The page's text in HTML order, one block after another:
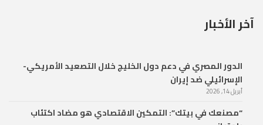
آخر الأخبار
الدور المصري في دعم دول الخليج خلال التصعيد الأمريكي-
الإسرائيلي ضد إيران
أبريل 14, 2026
“مصنعك في بيتك”: التمكين الاقتصادي هو مضاد اكتئاب